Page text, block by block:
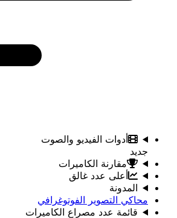
أدوات الفيديو والصوت
جديد
مقارنة الكاميرات
أعلى عدد غالق
المدونة
محاكي التصوير الفوتوغرافي
قائمة عدد مصراع الكاميرات